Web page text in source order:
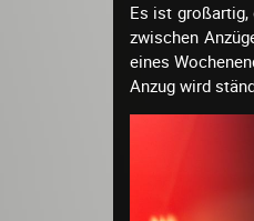
Es ist großartig,
zwischen
eines
Anzug wird